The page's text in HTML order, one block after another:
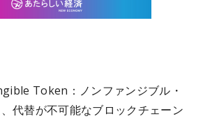
Token：ノンファンジブル・
代替が不可能なブロックチェーン